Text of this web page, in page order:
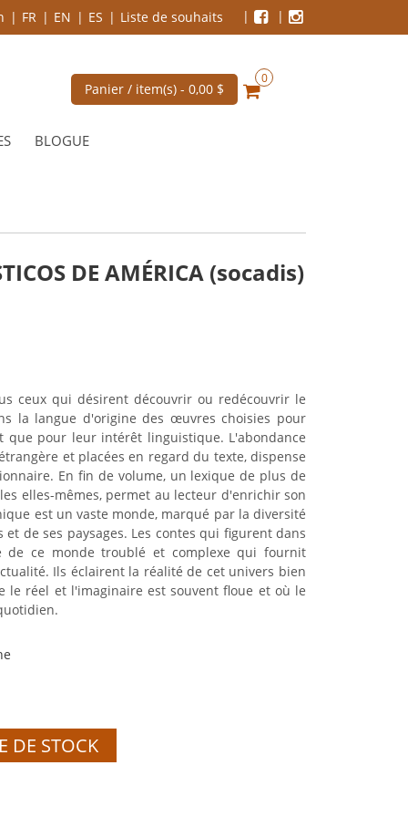
FR EN ES Liste de souhaits
Panier / item(s) - 0,00 $
0
BLOGUE
DE AMÉRICA (socadis)
ceux qui désirent découvrir ou redécouvrir le
la langue d'origine des œuvres choisies pour
pour leur intérêt linguistique. L'abondance
et placées en regard du texte, dispense
En fin de volume, un lexique de plus de
elles-mêmes, permet au lecteur d'enrichir son
est un vaste monde, marqué par la diversité
de ses paysages. Les contes qui figurent dans
de ce monde troublé et complexe qui fournit
Ils éclairent la réalité de cet univers bien
réel et l'imaginaire est souvent floue et où le
DE STOCK